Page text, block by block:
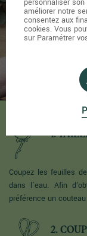
1.
Coupez les feuilles
dans l'eau. Afin
préférence un
2.
améliorer notre
consentez aux
cookies. Vous
sur Paramétrer